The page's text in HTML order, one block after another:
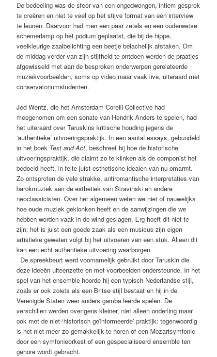
De bedoeling was de sfeer van een ongedwongen, intiem gesprek
te creëren en niet te veel op het stijve format van een interview
te leunen. Daarvoor had men een paar zetels en een ouderwetse
schemerlamp op het podium geplaatst, die bij de hippe,
veelkleurige zaalbelichting een beetje belachelijk afstaken. Om
de middag verder van zijn stijfheid te ontdoen werden de praatjes
afgewisseld met aan de besproken onderwerpen gerelateerde
muziekvoorbeelden, soms op video maar vaak live, uiteraard met
conservatoriumstudenten.
Jed Wentz, die het Amsterdam Corelli Collective had
meegenomen om een sonate van Hendrik Anders te spelen, had
het uiteraard over Taruskins kritische houding jegens de
‘authentieke’ uitvoeringspraktijk. In een aantal essays, gebundeld
in het boek Text and Act, beschreef hij hoe de historische
uitvoeringspraktijk, die claimt zo te klinken als de componist het
bedoeld heeft, in feite juist esthetische idealen van nu omarmt.
Zo ontsproten de vele strakke, antiromantische interpretaties van
barokmuziek aan de esthetiek van Stravinski en andere
neoclassicisten. Over het algemeen weten we niet of nauwelijks
hoe oude muziek geklonken heeft en de aanwijzingen die we
hebben worden vaak in de wind geslagen. Erg hoeft dit niet te
zijn: het is juist een goede zaak als een musicus zijn eigen
artistieke geweten volgt bij het uitvoeren van een stuk. Alleen dit
kan een echt authentieke uitvoering waarborgen.
De spreekbeurt werd voornamelijk gebruikt door Taruskin die
deze ideeën uiteenzette en met voorbeelden ondersteunde. In het
spel van het ensemble hoorde hij een typisch Nederlandse stijl,
zoals er ook zoiets als een Britse stijl bestaat en hij in de
Verenigde Staten weer anders gamba leerde spelen. De
verschillen werden overigens kleiner, niet alleen onderling maar
ook met de niet-‘historisch geïnformeerde’ praktijk: tegenwoordig
is het niet meer zo gemakkelijk te horen of een Mozartsymfonie
door een symfonieorkest of een gespecialiseerd ensemble ten
gehore wordt gebracht.